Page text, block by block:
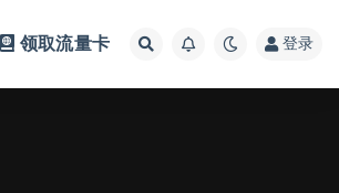
领取流量卡 登录